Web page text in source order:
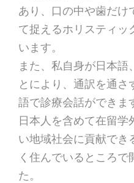
あり、口の中や歯だけ
て捉えるホリスティッ
います。
また、私自身が日本語
とにより、通訳を通さ
語で診療会話ができま
日本人を含めて在留
い地域社会に貢献でき
く住んでいるところで
た。